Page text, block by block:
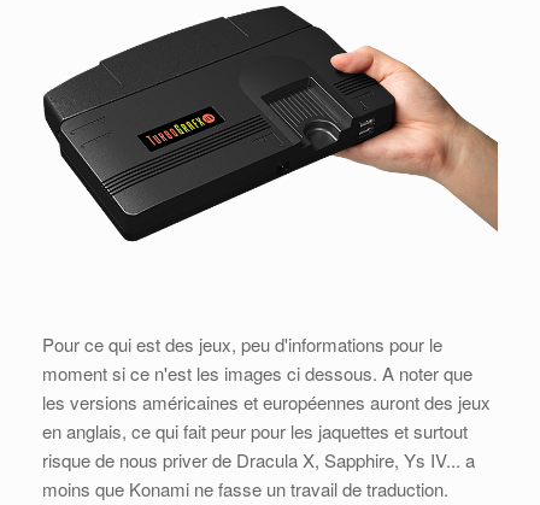
Pour ce qui est des jeux, peu d'informations pour le
moment si ce n'est les images ci dessous. A noter que
les versions américaines et européennes auront des jeux
en anglais, ce qui fait peur pour les jaquettes et surtout
risque de nous priver de Dracula X, Sapphire, Ys IV... a
moins que Konami ne fasse un travail de traduction.